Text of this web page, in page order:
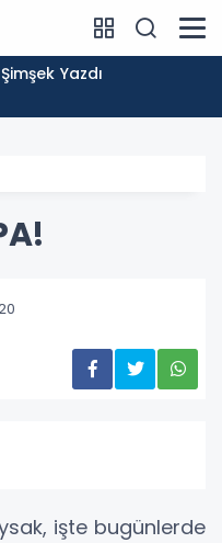
Yazdı
işte bugünlerde